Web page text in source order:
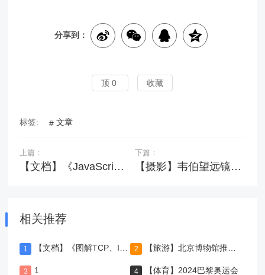
分享到：
顶 0 收藏
标签: 文章
上篇：
【文档】《JavaScript高级程序设计》（第四版）pdf
下篇：
【摄影】韦伯望远镜首张全彩影像
相关推荐
【文档】《图解TCP、IP》-第5版 【旅游】北京博物馆推荐，值得一去
1 【体育】2024巴黎奥运会